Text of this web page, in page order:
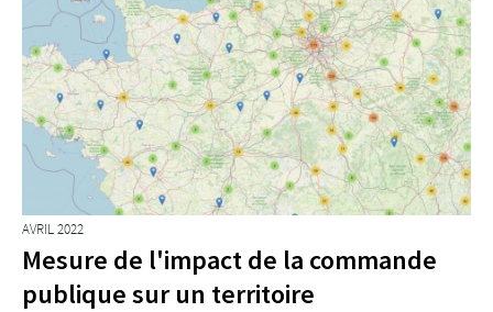
AVRIL 2022
Mesure de l'impact de la commande
publique sur un territoire